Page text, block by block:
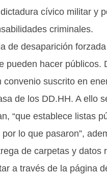
cívico militar y
criminales.
de desaparición
pueden hacer públicos.
suscrito en
de los DD.HH. A ello
“que establece listas
lo que pasaron”,
de carpetas y datos
a través de la página